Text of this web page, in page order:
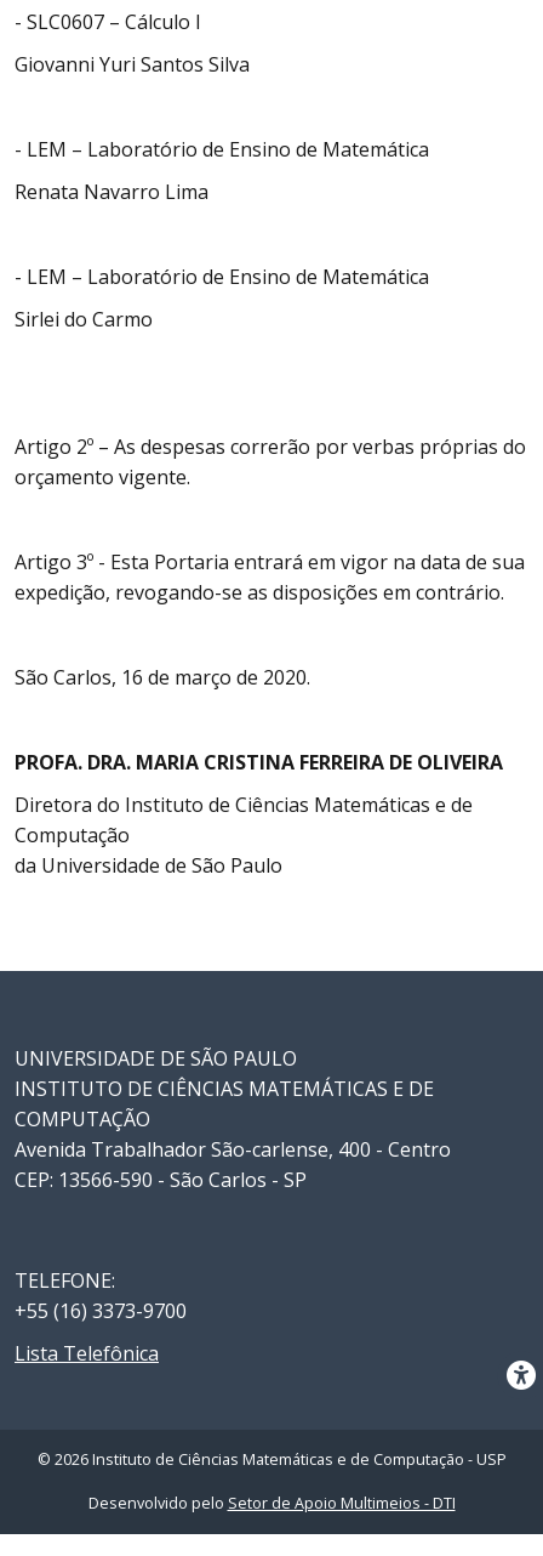
- SLC0607 – Cálculo I
Giovanni Yuri Santos Silva
- LEM – Laboratório de Ensino de Matemática
Renata Navarro Lima
- LEM – Laboratório de Ensino de Matemática
Sirlei do Carmo
Artigo 2º – As despesas correrão por verbas próprias do
orçamento vigente.
Artigo 3º - Esta Portaria entrará em vigor na data de sua
expedição, revogando-se as disposições em contrário.
São Carlos, 16 de março de 2020.
PROFA. DRA. MARIA CRISTINA FERREIRA DE OLIVEIRA
Diretora do Instituto de Ciências Matemáticas e de
Computação
da Universidade de São Paulo
UNIVERSIDADE DE SÃO PAULO
INSTITUTO DE CIÊNCIAS MATEMÁTICAS E DE
COMPUTAÇÃO
Avenida Trabalhador São-carlense, 400 - Centro
CEP: 13566-590 - São Carlos - SP
TELEFONE:
+55 (16) 3373-9700
Lista Telefônica
© 2026 Instituto de Ciências Matemáticas e de Computação - USP
Desenvolvido pelo Setor de Apoio Multimeios - DTI